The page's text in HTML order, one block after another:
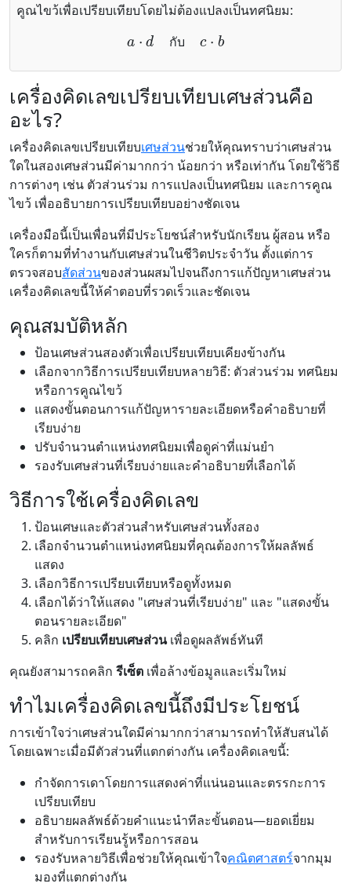
คูณไขว้เพื่อเปรียบเทียบโดยไม่ต้องแปลงเป็นทศนิยม:
ก บ
a⋅ กับ b
เครื่องคิดเลขเปรียบเทียบเศษส่วนคือ
อะไร?
เครื่องคิดเลขเปรียบเทียบเศษส่วนช่วยให้คุณทราบว่าเศษส่วน
ใดในสองเศษส่วนมีค่ามากกว่า น้อยกว่า หรือเท่ากัน โดยใช้วิธี
การต่างๆ เช่น ตัวส่วนร่วม การแปลงเป็นทศนิยม และการคูณ
ไขว้ เพื่ออธิบายการเปรียบเทียบอย่างชัดเจน
เครื่องมือนี้เป็นเพื่อนที่มีประโยชน์สำหรับนักเรียน ผู้สอน หรือ
ใครก็ตามที่ทำงานกับเศษส่วนในชีวิตประจำวัน ตั้งแต่การ
ตรวจสอบสัดส่วนของส่วนผสมไปจนถึงการแก้ปัญหาเศษส่วน
เครื่องคิดเลขนี้ให้คำตอบที่รวดเร็วและชัดเจน
คุณสมบัติหลัก
ป้อนเศษส่วนสองตัวเพื่อเปรียบเทียบเคียงข้างกัน
เลือกจากวิธีการเปรียบเทียบหลายวิธี: ตัวส่วนร่วม ทศนิยม
หรือการคูณไขว้
แสดงขั้นตอนการแก้ปัญหารายละเอียดหรือคำอธิบายที่
เรียบง่าย
ปรับจำนวนตำแหน่งทศนิยมเพื่อดูค่าที่แม่นยำ
รองรับเศษส่วนที่เรียบง่ายและคำอธิบายที่เลือกได้
วิธีการใช้เครื่องคิดเลข
ป้อนเศษและตัวส่วนสำหรับเศษส่วนทั้งสอง
เลือกจำนวนตำแหน่งทศนิยมที่คุณต้องการให้ผลลัพธ์
แสดง
เลือกวิธีการเปรียบเทียบหรือดูทั้งหมด
เลือกได้ว่าให้แสดง "เศษส่วนที่เรียบง่าย" และ "แสดงขั้น
ตอนรายละเอียด"
คลิก เปรียบเทียบเศษส่วนเพื่อดูผลลัพธ์ทันที
คุณยังสามารถคลิก รีเซ็ต เพื่อล้างข้อมูลและเริ่มใหม่
ทำไมเครื่องคิดเลขนี้ถึงมีประโยชน์
การเข้าใจว่าเศษส่วนใดมีค่ามากกว่าสามารถทำให้สับสนได้
โดยเฉพาะเมื่อมีตัวส่วนที่แตกต่างกัน เครื่องคิดเลขนี้:
กำจัดการเดาโดยการแสดงค่าที่แน่นอนและตรรกะการ
เปรียบเทียบ
อธิบายผลลัพธ์ด้วยคำแนะนำทีละขั้นตอน—ยอดเยี่ยม
สำหรับการเรียนรู้หรือการสอน
รองรับหลายวิธีเพื่อช่วยให้คุณเข้าใจคณิตศาสตร์จากมุม
มองที่แตกต่างกัน